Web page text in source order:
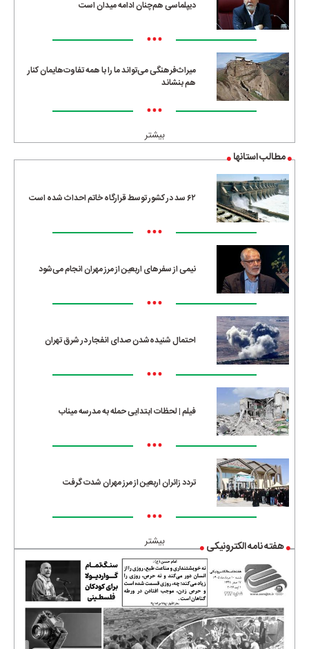
دیپلماسی هم‌چنان ادامه میدان است
•••
میراث‌فرهنگی می‌تواند ما را با همه تفاوت‌هایمان کنار
هم بنشاند
•••
بیشتر
مطالب استانها
۶۲ سد در کشور توسط قرارگاه خاتم احداث شده است
•••
نیمی از سفرهای اربعین از مرز مهران انجام می‌شود
•••
احتمال شنیده‌شدن صدای انفجار در شرق تهران
•••
فیلم | لحظات ابتدایی حمله به مدرسه میناب
•••
تردد زائران اربعین از مرز مهران شدت گرفت
•••
بیشتر هفته نامه الکترونیکی